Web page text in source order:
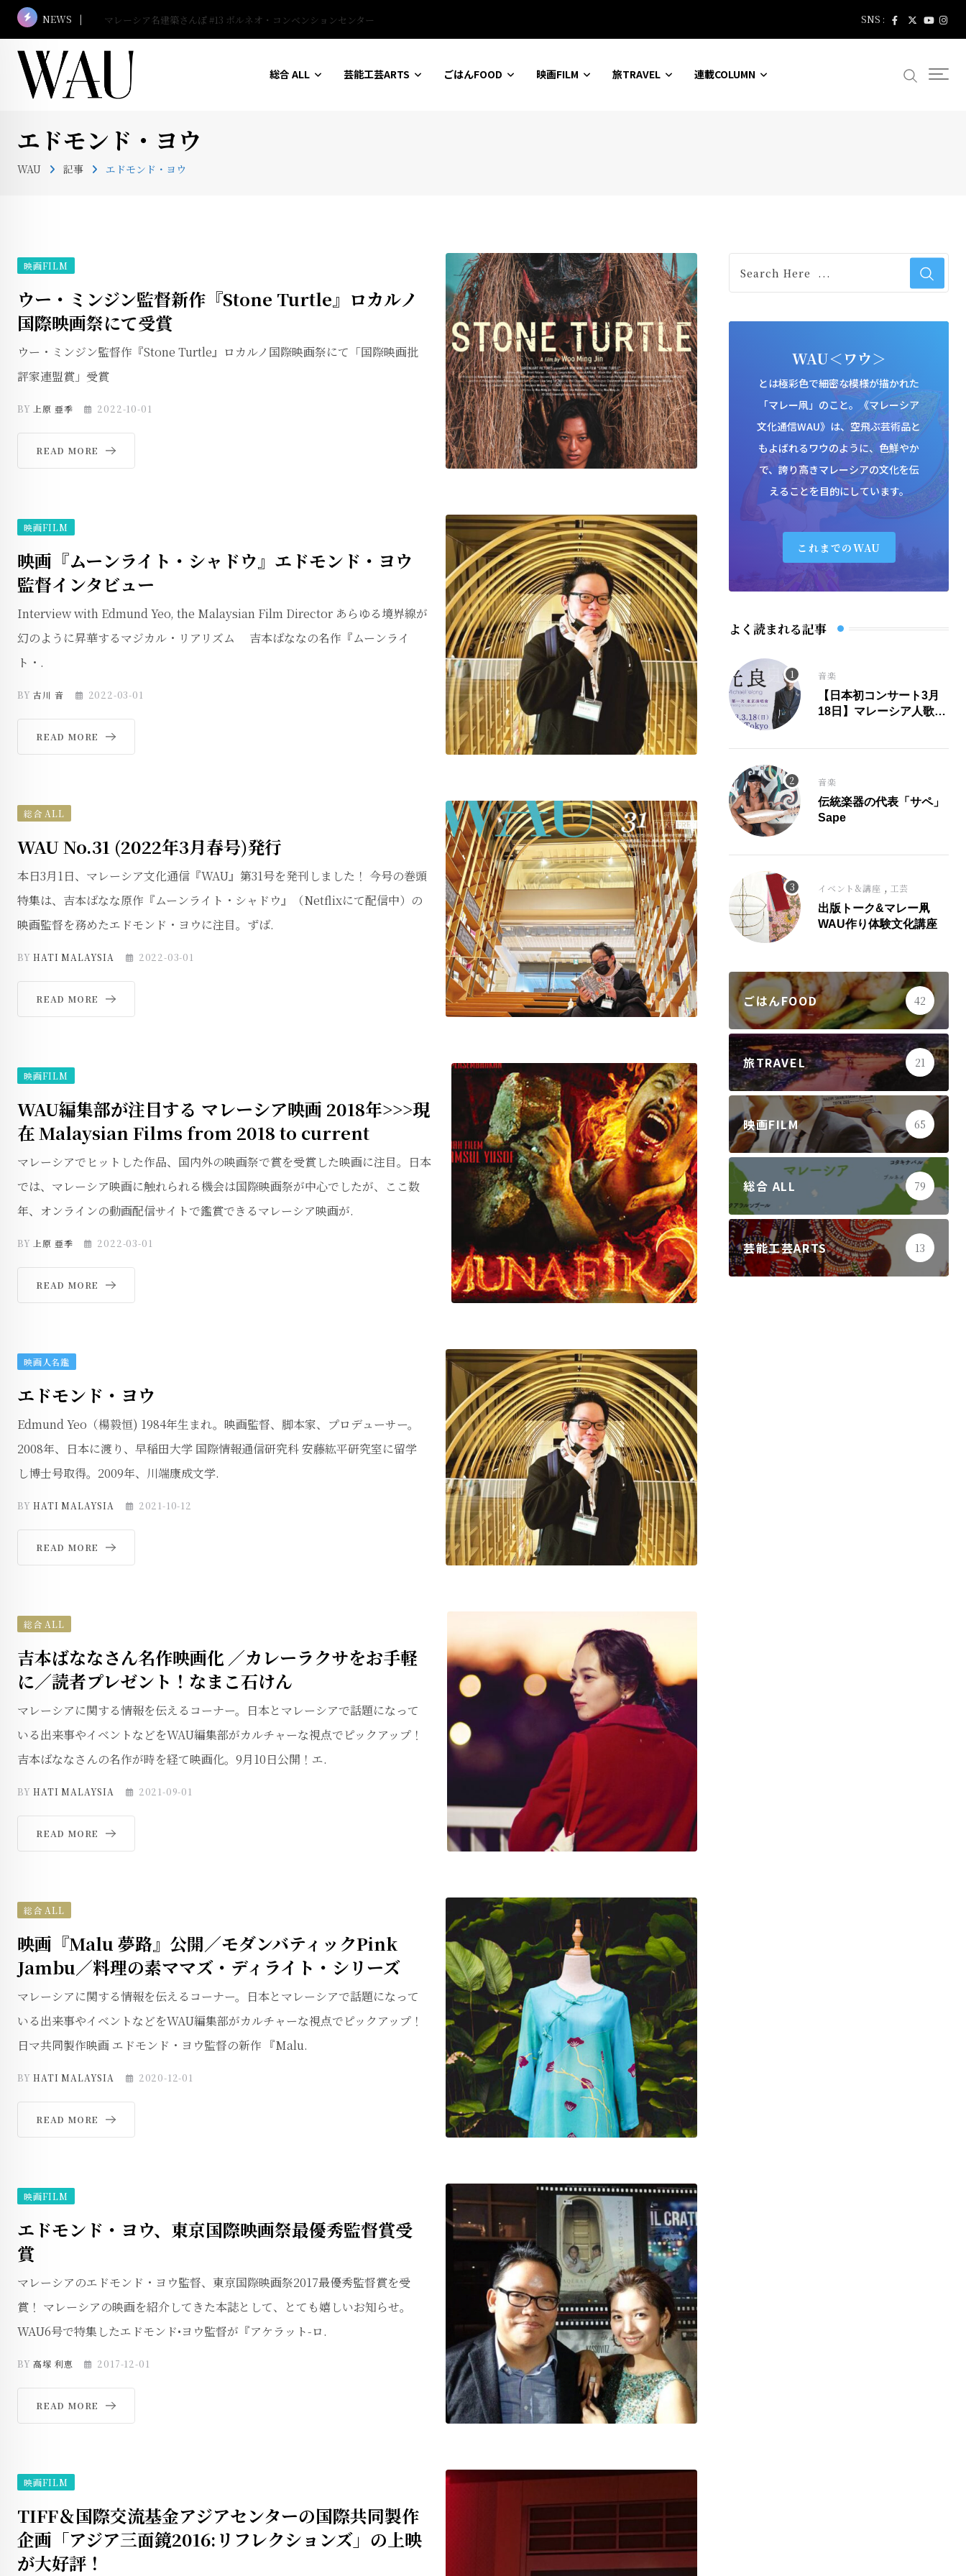
Skip
to
content
NEWS マレーシア名建築さんぽ #13 ボルネオ・コンベンションセンター SNS :
総合 ALL 芸能工芸ARTS ごはんFOOD 映画FILM 旅TRAVEL 連載COLUMN
エドモンド・ヨウ
WAU 記事 エドモンド・ヨウ
映画FILM
ウー・ミンジン監督新作『Stone Turtle』ロカルノ
国際映画祭にて受賞
ウー・ミンジン監督作『Stone Turtle』ロカルノ国際映画祭にて「国際映画批
評家連盟賞」受賞
BY 上原 亜季 2022-10-01
READ MORE
映画FILM
映画『ムーンライト・シャドウ』エドモンド・ヨウ
監督インタビュー
Interview with Edmund Yeo, the Malaysian Film Director あらゆる境界線が
幻のように昇華するマジカル・リアリズム 吉本ばななの名作『ムーンライ
ト・.
BY古川 音 2022-03-01
READ MORE
総合 ALL
WAU No.31 (2022年3月春号)発行
本日3月1日、マレーシア文化通信『WAU』第31号を発刊しました！ 今号の巻頭
特集は、吉本ばなな原作『ムーンライト・シャドウ』（Netflixにて配信中）の
映画監督を務めたエドモンド・ヨウに注目。ずば.
BYHATI MALAYSIA 2022-03-01
READ MORE
映画FILM
WAU編集部が注目する マレーシア映画 2018年>>>現
在 Malaysian Films from 2018 to current
マレーシアでヒットした作品、国内外の映画祭で賞を受賞した映画に注目。日本
では、マレーシア映画に触れられる機会は国際映画祭が中心でしたが、ここ数
年、オンラインの動画配信サイトで鑑賞できるマレーシア映画が.
BY 上原 亜季 2022-03-01
READ MORE
映画人名鑑
エドモンド・ヨウ
Edmund Yeo（楊毅恒) 1984年生まれ。映画監督、脚本家、プロデューサー。
2008年、日本に渡り、早稲田大学 国際情報通信研究科 安藤紘平研究室に留学
し博士号取得。2009年、川端康成文学.
BYHATI MALAYSIA 2021-10-12
READ MORE
総合 ALL
吉本ばななさん名作映画化 ／カレーラクサをお手軽
に／読者プレゼント！なまこ石けん
マレーシアに関する情報を伝えるコーナー。日本とマレーシアで話題になって
いる出来事やイベントなどをWAU編集部がカルチャーな視点でピックアップ！
吉本ばななさんの名作が時を経て映画化。9月10日公開！エ.
BYHATI MALAYSIA 2021-09-01
READ MORE
総合 ALL
映画『Malu 夢路』公開／モダンバティックPink
Jambu／料理の素ママズ・ディライト・シリーズ
マレーシアに関する情報を伝えるコーナー。日本とマレーシアで話題になって
いる出来事やイベントなどをWAU編集部がカルチャーな視点でピックアップ！
日マ共同製作映画 エドモンド・ヨウ監督の新作 『Malu.
BYHATI MALAYSIA 2020-12-01
READ MORE
映画FILM
エドモンド・ヨウ、東京国際映画祭最優秀監督賞受
賞
マレーシアのエドモンド・ヨウ監督、東京国際映画祭2017最優秀監督賞を受
賞！ マレーシアの映画を紹介してきた本誌として、とても嬉しいお知らせ。
WAU6号で特集したエドモンド•ヨウ監督が『アケラット-ロ.
BY高塚 利恵 2017-12-01
READ MORE
映画FILM
TIFF＆国際交流基金アジアセンターの国際共同製作
企画「アジア三面鏡2016:リフレクションズ」の上映
が大好評！
WAU＜ワウ＞
とは極彩色で細密な模様が描かれた
「マレー凧」のこと。《マレーシア
文化通信WAU》は、空飛ぶ芸術品と
もよばれるワウのように、色鮮やか
で、誇り高きマレーシアの文化を伝
えることを目的にしています。
これまでのWAU
よく読まれる記事
音楽
【日本初コンサート3月
18日】マレーシア人歌
音楽
伝統楽器の代表「サペ」
Sape
イベント&講座 , 工芸
出版トーク&マレー凧
WAU作り体験文化講座
ごはんFOOD 42
旅TRAVEL 21
映画FILM 65
総合 ALL 79
芸能工芸ARTS 13